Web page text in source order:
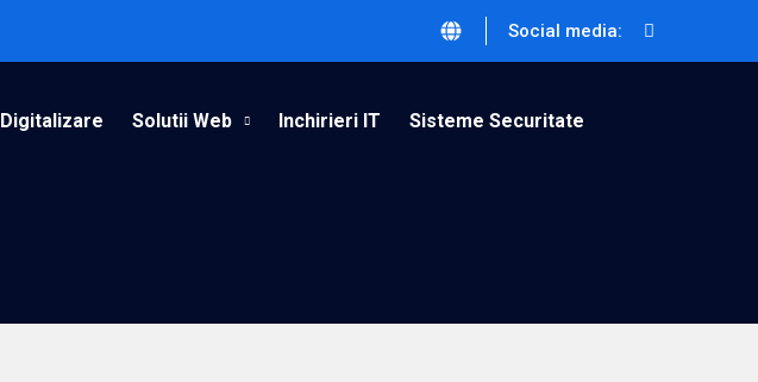
Social media:
Digitalizare Solutii Web Inchirieri IT Sisteme Securitate